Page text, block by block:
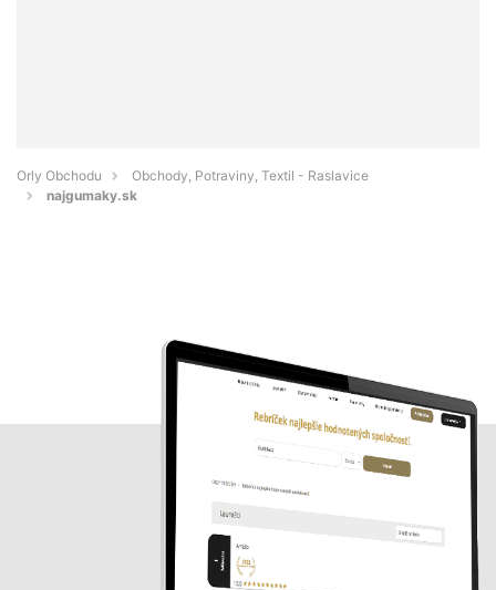
Orly Obchodu
Obchody, Potraviny, Textil - Raslavice
najgumaky.sk